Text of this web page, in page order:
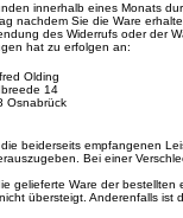
innerhalb eines Monats
nachdem Sie die Ware
des Widerrufs oder der
hat zu erfolgen an:
Olding
14
Osnabrück
beiderseits empfangenen
Bei einer
gelieferte Ware der bestellten
übersteigt. Anderenfalls ist